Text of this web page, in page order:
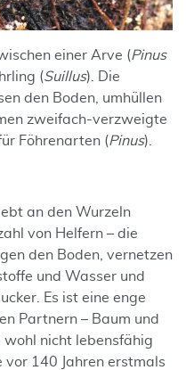
einer Arve (Pinus
(Suillus). Die
den Boden, umhüllen
zweifach-verzweigte
Föhrenarten (Pinus).
an den Wurzeln
von Helfern – die
den Boden, vernetzen
und Wasser und
Es ist eine enge
Partnern – Baum und
wohl nicht lebensfähig
140 Jahren erstmals